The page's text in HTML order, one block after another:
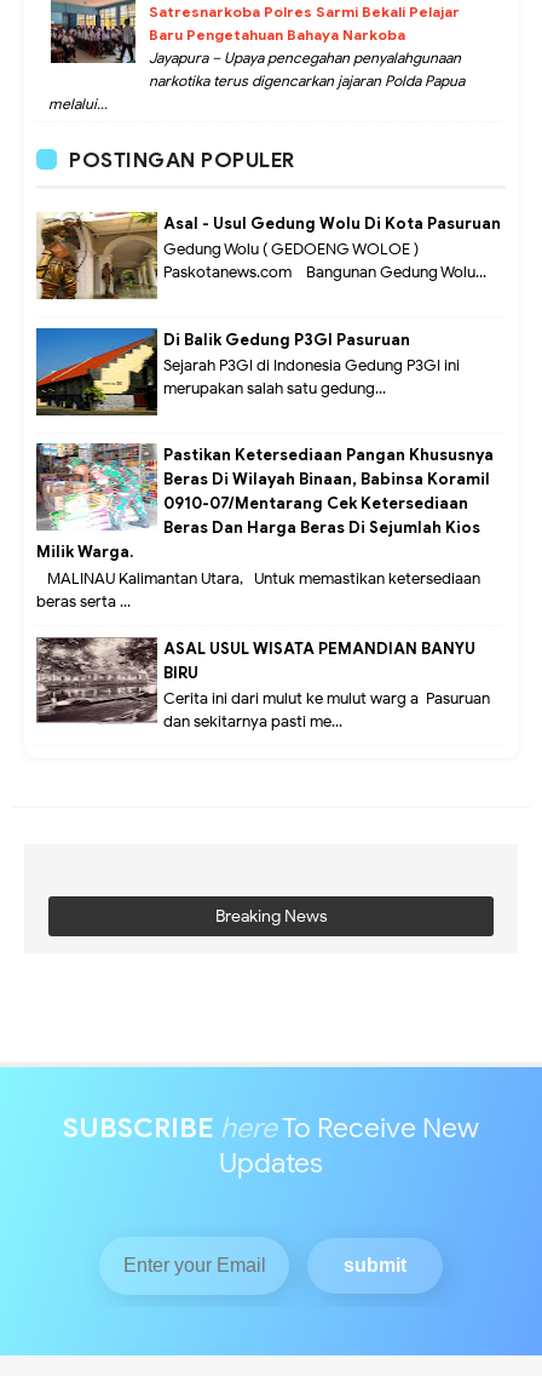
Satresnarkoba Polres Sarmi Bekali Pelajar
Baru Pengetahuan Bahaya Narkoba
Jayapura – Upaya pencegahan penyalahgunaan
narkotika terus digencarkan jajaran Polda Papua
melalui...
POSTINGAN POPULER
Asal - Usul Gedung Wolu Di Kota Pasuruan
Gedung Wolu ( GEDOENG WOLOE )
Paskotanews.com - Bangunan Gedung Wolu...
Di Balik Gedung P3GI Pasuruan
Sejarah P3GI di Indonesia Gedung P3GI ini
merupakan salah satu gedung...
Pastikan Ketersediaan Pangan Khususnya
Beras Di Wilayah Binaan, Babinsa Koramil
0910-07/Mentarang Cek Ketersediaan
Beras Dan Harga Beras Di Sejumlah Kios
Milik Warga.
MALINAU Kalimantan Utara,- Untuk memastikan ketersediaan
beras serta ...
ASAL USUL WISATA PEMANDIAN BANYU
BIRU
Cerita ini dari mulut ke mulut warg a Pasuruan
dan sekitarnya pasti me...
Breaking News
SUBSCRIBE hereTo Receive New
Updates